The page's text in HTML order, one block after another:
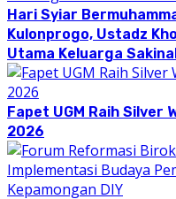
Hari Syiar
Kulonprogo, Ustadz
Utama Keluarga
Fapet UGM Raih Silver
2026